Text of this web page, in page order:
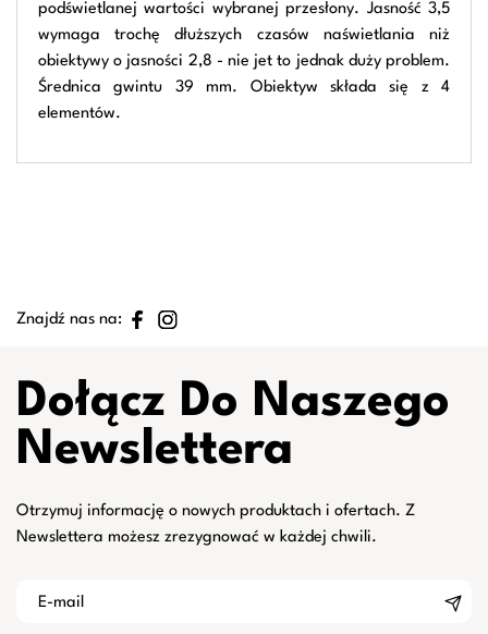
podświetlanej wartości wybranej przesłony. Jasność 3,5
wymaga trochę dłuższych czasów naświetlania niż
obiektywy o jasności 2,8 - nie jet to jednak duży problem.
Średnica gwintu 39 mm. Obiektyw składa się z 4
elementów.
Znajdź nas na:
Dołącz Do Naszego
Newslettera
Otrzymuj informację o nowych produktach i ofertach. Z
Newslettera możesz zrezygnować w każdej chwili.